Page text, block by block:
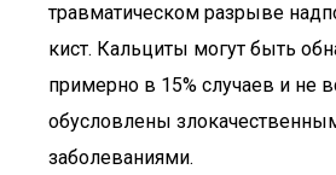
травматическом разрыве
кист. Кальциты могут быть
примерно в 15% случаев и не
обусловлены
заболеваниями.